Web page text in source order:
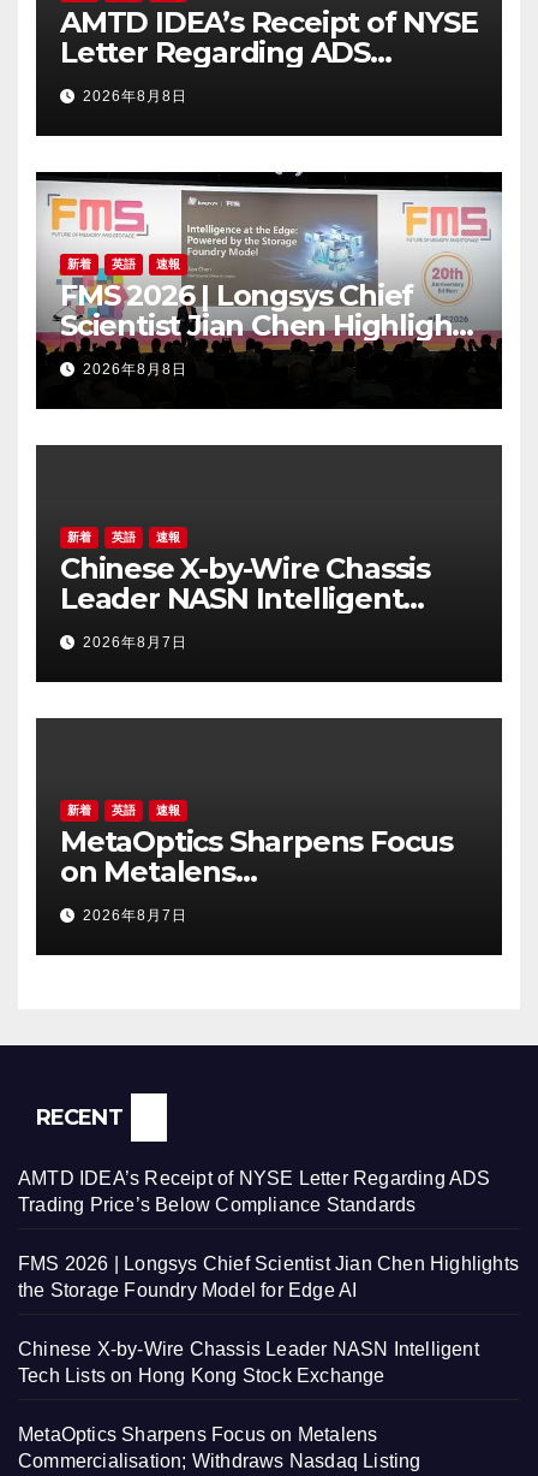
AMTD IDEA’s Receipt of NYSE
Letter Regarding ADS
Trading Price’s Below
Compliance Standards
2026年8月8日
新着 英語 速報
FMS 2026 | Longsys Chief
Scientist Jian Chen Highlights
the Storage Foundry Model
for Edge AI
2026年8月8日
新着 英語 速報
Chinese X-by-Wire Chassis
Leader NASN Intelligent
Tech Lists on Hong Kong
Stock Exchange
2026年8月7日
新着 英語 速報
MetaOptics Sharpens Focus
on Metalens
Commercialisation;
Withdraws Nasdaq Listing
Application, and Defers U.S.
2026年8月7日
RECENT
AMTD IDEA’s Receipt of NYSE Letter Regarding ADS
Trading Price’s Below Compliance Standards
FMS 2026 | Longsys Chief Scientist Jian Chen Highlights
the Storage Foundry Model for Edge AI
Chinese X-by-Wire Chassis Leader NASN Intelligent
Tech Lists on Hong Kong Stock Exchange
MetaOptics Sharpens Focus on Metalens
Commercialisation; Withdraws Nasdaq Listing